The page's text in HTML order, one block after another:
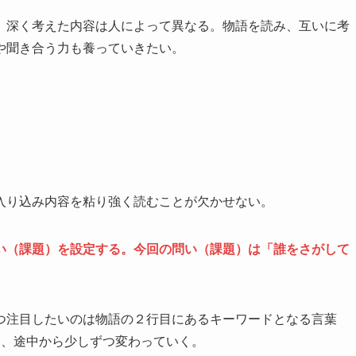
く考えた内容は人によって異なる。物語を読み、互いに考
き合う力も養っていきたい。
込み内容を粘り強く読むことが欠かせない。
（課題）を設定する。今回の問い（課題）は「誰をさがして
目したいのは物語の２行目にあるキーワードとなる言葉
途中から少しずつ変わっていく。